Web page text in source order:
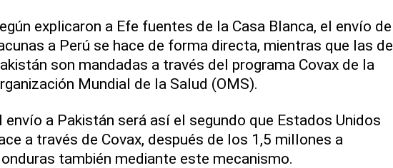
explicaron a Efe fuentes de la Casa Blanca, el envío de
a Perú se hace de forma directa, mientras que las de
son mandadas a través del programa Covax de la
Mundial de la Salud (OMS).
envío a Pakistán será así el segundo que Estados Unidos
a través de Covax, después de los 1,5 millones a
también mediante este mecanismo.